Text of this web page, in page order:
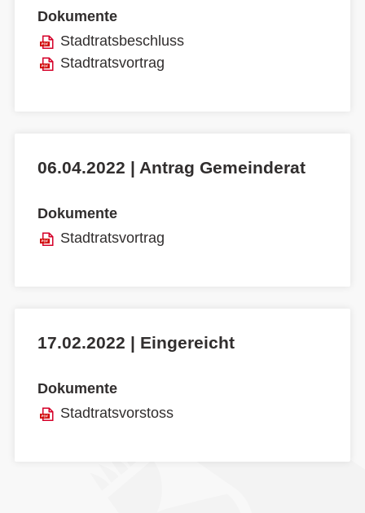
Dokumente
Stadtratsbeschluss
Stadtratsvortrag
06.04.2022 | Antrag Gemeinderat
Dokumente
Stadtratsvortrag
17.02.2022 | Eingereicht
Dokumente
Stadtratsvorstoss